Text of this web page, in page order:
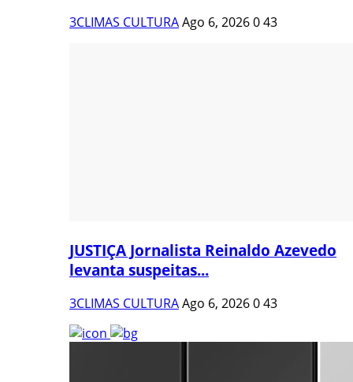
3CLIMAS CULTURAAgo 6, 2026043
JUSTIÇA Jornalista Reinaldo Azevedo
levanta suspeitas...
3CLIMAS CULTURAAgo 6, 2026043